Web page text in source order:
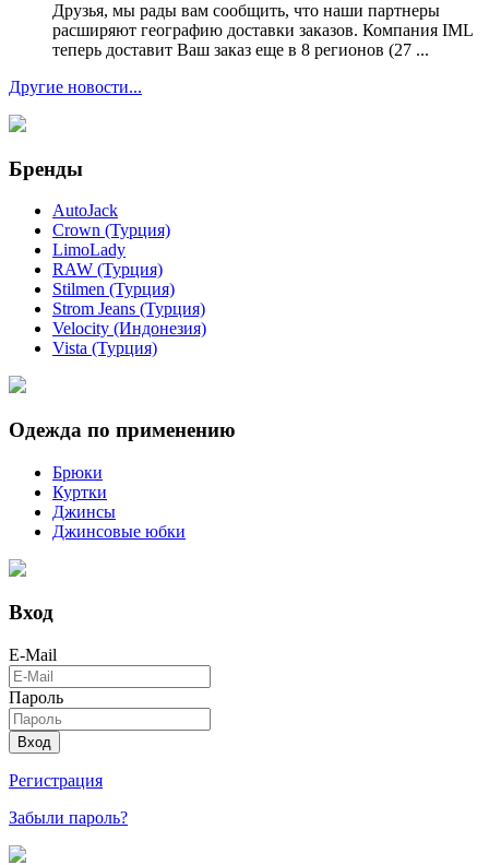
Друзья, мы рады вам сообщить, что наши партнеры
расширяют географию доставки заказов. Компания IML
теперь доставит Ваш заказ еще в 8 регионов (27 ...
Другие новости...
Бренды
AutoJack
Crown (Турция)
LimoLady
RAW (Турция)
Stilmen (Турция)
Strom Jeans (Турция)
Velocity (Индонезия)
Vista (Турция)
Одежда по применению
Брюки
Куртки
Джинсы
Джинсовые юбки
Вход
E-Mail
Пароль
Вход
Регистрация
Забыли пароль?